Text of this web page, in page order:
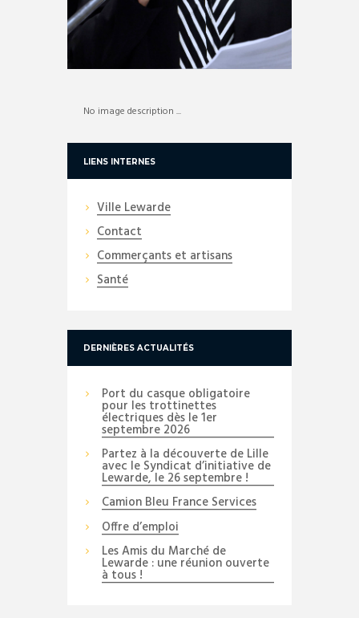
No image description ...
LIENS INTERNES
Ville Lewarde
Contact
Commerçants et artisans
Santé
DERNIÈRES ACTUALITÉS
Port du casque obligatoire
pour les trottinettes
électriques dès le 1er
septembre 2026
Partez à la découverte de Lille
avec le Syndicat d’initiative de
Lewarde, le 26 septembre !
Camion Bleu France Services
Offre d’emploi
Les Amis du Marché de
Lewarde : une réunion ouverte
à tous !